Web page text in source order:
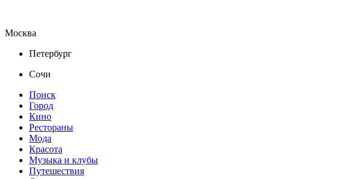
Москва
Петербург
Сочи
Поиск
Город
Кино
Рестораны
Мода
Красота
Музыка и клубы
Путешествия